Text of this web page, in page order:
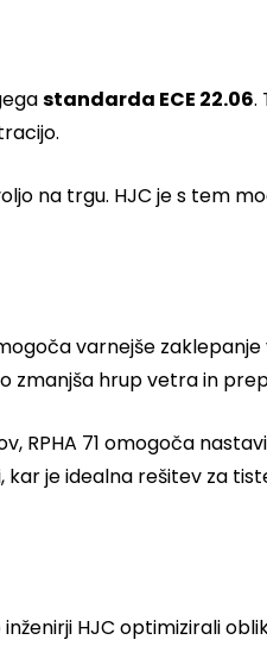
standarda ECE 22.06.
na trgu. HJC je s tem
varnejše zaklepanje
zmanjša hrup vetra in
RPHA 71 omogoča
je idealna rešitev za
HJC optimizirali